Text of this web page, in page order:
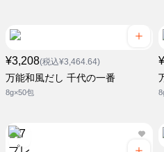
¥3,208(税込¥3,464.64)
万能和風だし 千代の一番
8g×50包